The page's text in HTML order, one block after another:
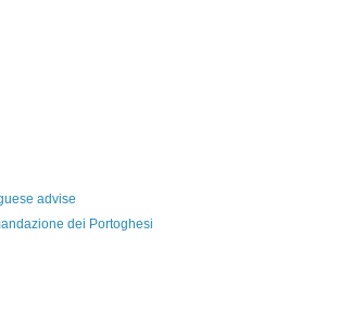
advise
dei Portoghesi